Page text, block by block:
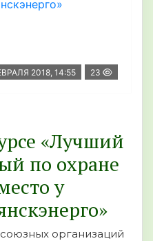
2018, 14:55 23
«Лучший
по охране
у
организаций